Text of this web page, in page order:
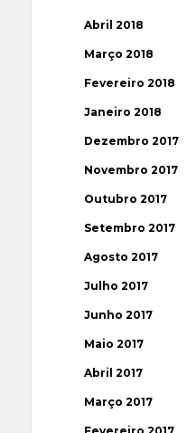
Abril 2018
Março 2018
Fevereiro 2018
Janeiro 2018
Dezembro 2017
Novembro 2017
Outubro 2017
Setembro 2017
Agosto 2017
Julho 2017
Junho 2017
Maio 2017
Abril 2017
Março 2017